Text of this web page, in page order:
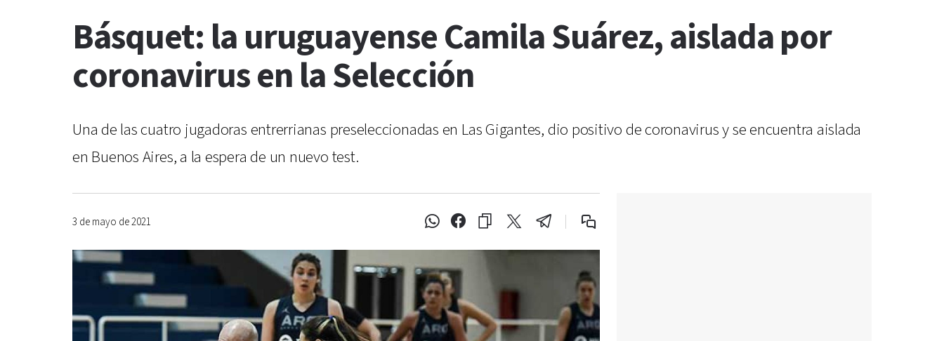
Básquet: la uruguayense Camila Suárez, aislada por
coronavirus en la Selección
Una de las cuatro jugadoras entrerrianas preseleccionadas en Las Gigantes, dio positivo de coronavirus y se encuentra aislada
en Buenos Aires, a la espera de un nuevo test.
3 de mayo de 2021